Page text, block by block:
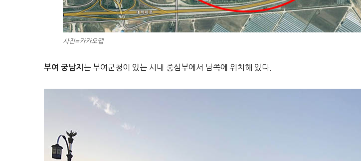
사진=카카오맵
부여 궁남지 는 부여군청이 있는 시내 중심부에서 남쪽에 위치해 있다.